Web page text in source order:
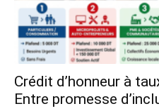
Crédit d’honneur à
Entre promesse